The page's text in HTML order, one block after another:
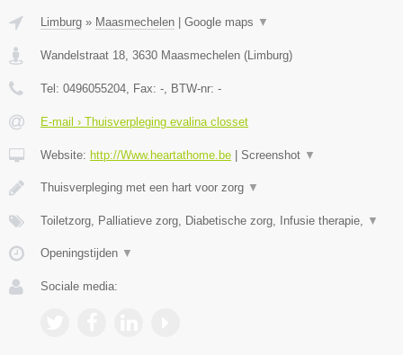
Limburg » Maasmechelen Google maps ▼
Wandelstraat 18, 3630 Maasmechelen (Limburg)
Tel: 0496055204, Fax: -, BTW-nr: -
E-mail › Thuisverpleging evalina closset
Website: http://Www.heartathome.be Screenshot ▼
Thuisverpleging met een hart voor zorg ▼
Toiletzorg, Palliatieve zorg, Diabetische zorg, Infusie therapie, ▼
Openingstijden ▼
Sociale media: